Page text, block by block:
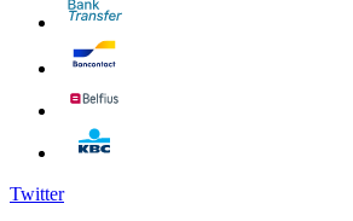
Twitter